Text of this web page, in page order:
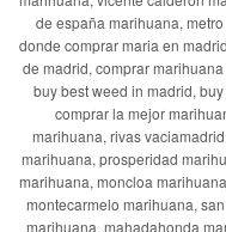
de españa marihuana,
donde comprar maria en
de madrid, comprar
buy best weed in madrid,
comprar la mejor
marihuana, rivas
marihuana, prosperidad
marihuana, moncloa
montecarmelo marihuana,
marihuana, mahadahonda